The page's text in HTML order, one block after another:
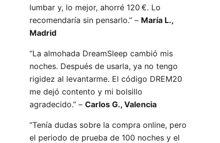
lumbar y, lo mejor, ahorré 120 €. Lo
recomendaría sin pensarlo.” – María L.,
Madrid
“La almohada DreamSleep cambió mis
noches. Después de usarla, ya no tengo
rigidez al levantarme. El código DREM20
me dejó contento y mi bolsillo
agradecido.” – Carlos G., Valencia
“Tenía dudas sobre la compra online, pero
el periodo de prueba de 100 noches y el